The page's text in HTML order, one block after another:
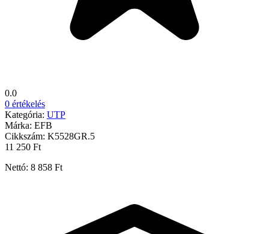
0.0
0 értékelés
Kategória: UTP
Márka: EFB
Cikkszám: K5528GR.5
11 250 Ft
Nettó: 8 858 Ft